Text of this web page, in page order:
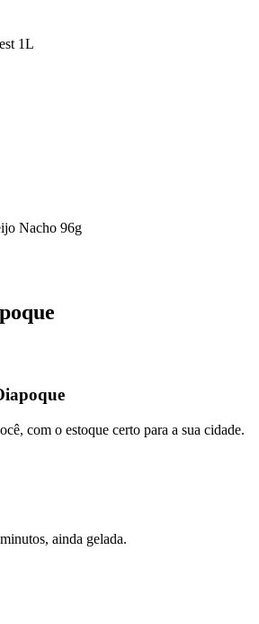
1L
Nacho 96g
com o estoque certo para a sua cidade.
ainda gelada.